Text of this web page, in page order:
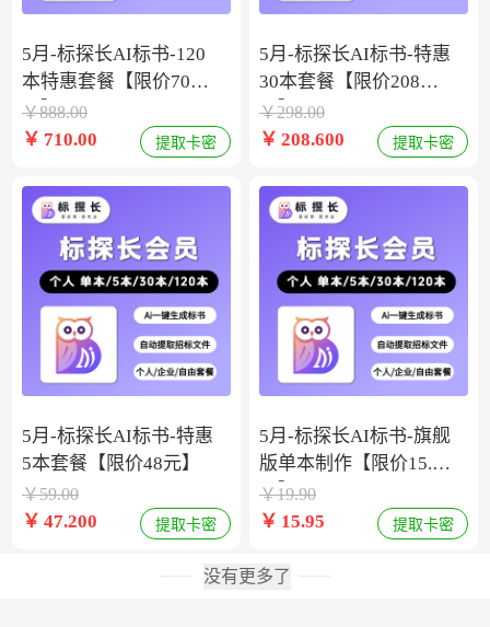
5月-标探长AI标书-120
本特惠套餐【限价708
元】
￥888.00
￥ 710.00 提取卡密
5月-标探长AI标书-特惠
5本套餐【限价48元】
￥59.00
￥ 47.200 提取卡密
5月-标探长AI标书-特惠
30本套餐【限价208
元】
￥298.00
￥ 208.600 提取卡密
5月-标探长AI标书-旗舰
版单本制作【限价15.9
元】
￥19.90
￥ 15.95 提取卡密
没有更多了